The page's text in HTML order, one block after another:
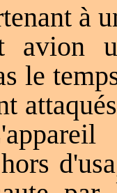
à
avion
le